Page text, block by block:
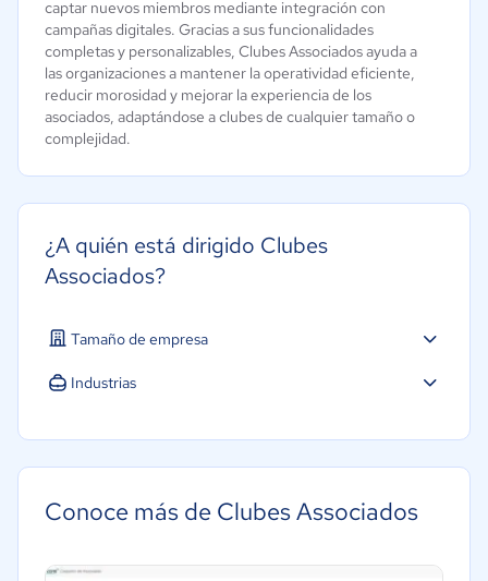
captar nuevos miembros mediante integración con
campañas digitales. Gracias a sus funcionalidades
completas y personalizables, Clubes Associados ayuda a
las organizaciones a mantener la operatividad eficiente,
reducir morosidad y mejorar la experiencia de los
asociados, adaptándose a clubes de cualquier tamaño o
complejidad.
¿A quién está dirigido Clubes
Associados?
Tamaño de empresa
Micro: 1 a 9 trabajadores
Industrias
Conoce más de Clubes Associados